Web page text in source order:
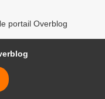
portail Overblog